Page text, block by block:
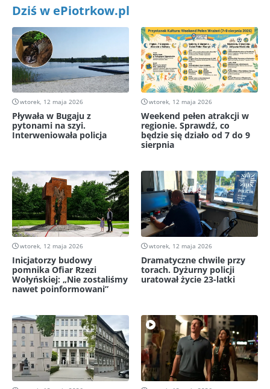
Dziś w ePiotrkow.pl
wtorek, 12 maja 2026
Pływała w Bugaju z
pytonami na szyi.
Interweniowała policja
wtorek, 12 maja 2026
Weekend pełen atrakcji w
regionie. Sprawdź, co
będzie się działo od 7 do 9
sierpnia
wtorek, 12 maja 2026
Inicjatorzy budowy
pomnika Ofiar Rzezi
Wołyńskiej: „Nie zostaliśmy
nawet poinformowani”
wtorek, 12 maja 2026
Dramatyczne chwile przy
torach. Dyżurny policji
uratował życie 23-latki